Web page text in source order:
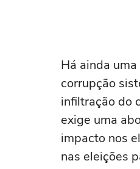
Há ainda
corrupção
infiltração do
exige uma
impacto nos
nas eleições